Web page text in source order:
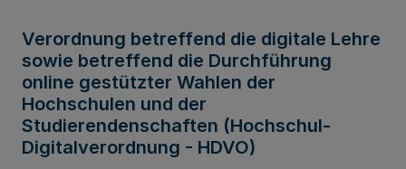
Verordnung betreffend die digitale Lehre
sowie betreffend die Durchführung
online gestützter Wahlen der
Hochschulen und der
Studierendenschaften (Hochschul-
Digitalverordnung - HDVO)